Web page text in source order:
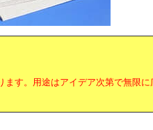
す。用途はアイデア次第で無限に